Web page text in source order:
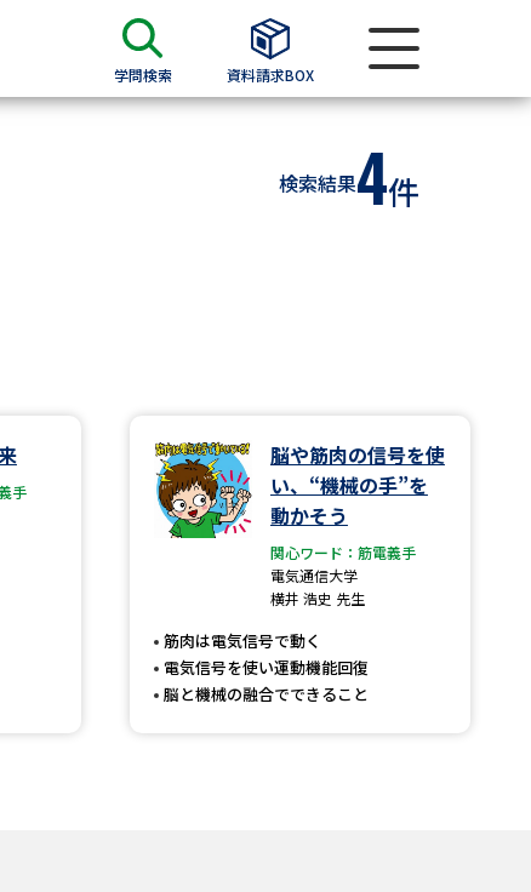
学問検索 資料請求BOX
留学・進学関連、塾・予備校
請求
高等学校卒業程度認定試験
定試験
検索結果4件
手
脳や筋肉の信号を使
い、“機械の手”を
動かそう
関心ワード：筋電義手
電気通信大学
横井 浩史 先生
筋肉は電気信号で動く
電気信号を使い運動機能回復
脳と機械の融合でできること